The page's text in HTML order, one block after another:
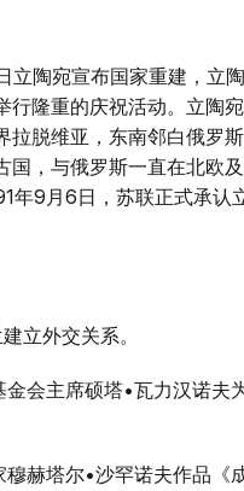
立陶宛宣布国家重建，立
行隆重的庆祝活动。立
拉脱维亚，东南邻白俄罗
国，与俄罗斯一直在北欧
年9月6日，苏联正式承认
立外交关系。
会主席硕塔•瓦力汉诺夫
赫塔尔•沙罕诺夫作品《